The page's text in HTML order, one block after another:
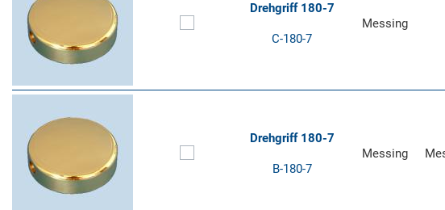
Drehgriff 180-7
C-180-7
Messing
Drehgriff 180-7
B-180-7
Messing